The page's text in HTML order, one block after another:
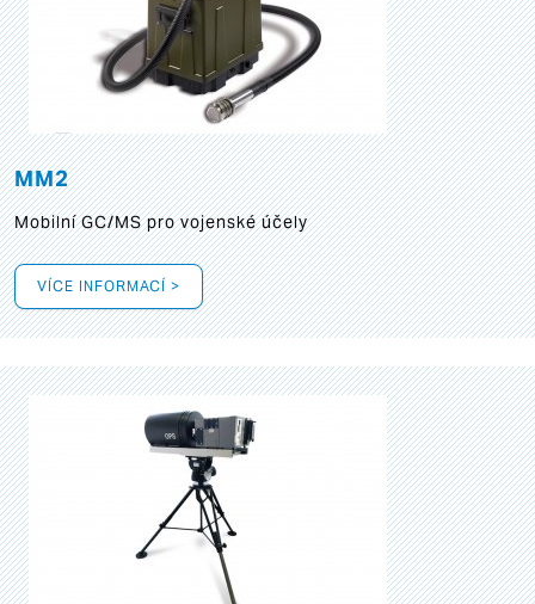
MM2
Mobilní GC/MS pro vojenské účely
VÍCE INFORMACÍ >